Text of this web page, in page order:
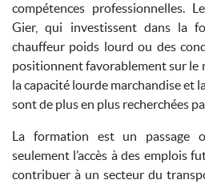
compétences professionnelles.
Gier, qui investissent dans la
chauffeur poids lourd ou des
positionnent favorablement sur le
la capacité lourde marchandise et
sont de plus en plus recherchées
La formation est un passage
seulement l’accès à des emplois
contribuer à un secteur du